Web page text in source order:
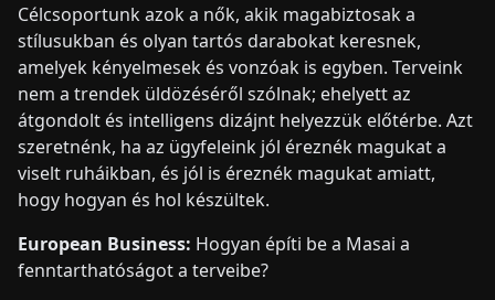
Célcsoportunk azok a nők, akik magabiztosak a
stílusukban és olyan tartós darabokat keresnek,
amelyek kényelmesek és vonzóak is egyben. Terveink
nem a trendek üldözéséről szólnak; ehelyett az
átgondolt és intelligens dizájnt helyezzük előtérbe. Azt
szeretnénk, ha az ügyfeleink jól éreznék magukat a
viselt ruháikban, és jól is éreznék magukat amiatt,
hogy hogyan és hol készültek.
European Business: Hogyan építi be a Masai a
fenntarthatóságot a terveibe?